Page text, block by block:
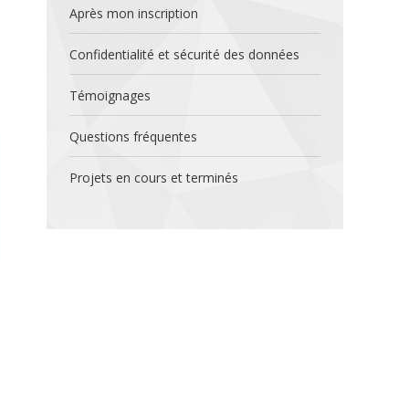
Après mon inscription
Confidentialité et sécurité des données
Témoignages
Questions fréquentes
Projets en cours et terminés